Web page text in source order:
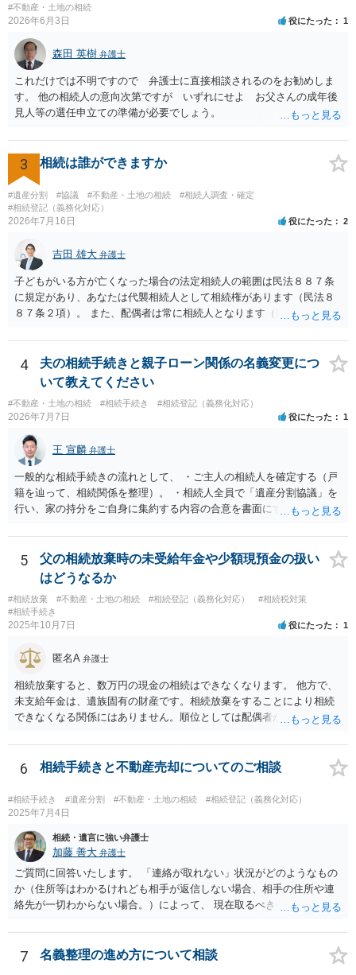
いということですが、遺産はあるので、遺産分割が終わったら弁護士
費用を 支払うという内容でも受任してもらえる可能性はあると思いま
す。 弁護士にメール等でそのようなことが可能か問い合わせしてみ
たらよいと思います。
#不動産・土地の相続
2026年6月3日 役にたった 1
森田 英樹 弁護士
これだけでは不明ですので 弁護士に直接相談されるのをお勧めしま
す。 他の相続人の意向次第ですが いずれにせよ お父さんの成年後
見人等の選任申立ての準備が必要でしょう。
3 相続は誰ができますか
#遺産分割 #協議 #不動産・土地の相続
#相続人調査・確定
#相続登記（義務化対応）
2026年7月16日 役にたった 2
吉田 雄大 弁護士
子どもがいる方が亡くなった場合の法定相続人の範囲は民法８８７条
に規定があり、あなたは代襲相続人として相続権があります（民法８
８７条２項）。 また、配偶者は常に相続人となります（民法８９０
も相続権があります。つまり、孫５人に加えて「おじ又はおば」にも
相続権がある可能性があります。
4
夫の相続手続きと親子ローン関係の名義変更につ
いて教えてください
#不動産・土地の相続 #相続手続き #相続登記（義務化対応）
2026年7月7日 役にたった 1
王 宣麟 弁護士
一般的な相続手続きの流れとして、 ・ご主人の相続人を確定する（戸
籍を辿って、相続関係を整理）。 ・相続人全員で「遺産分割協議」を
行い、家の持分をご自身に集約する内容の合意を書面にする。 ・その
ンと抵当権の名義について、金融機関と協議し、可能ならあなた名義
に切り替える（団信の見直しなども含めて）。 ・ただし、親子ローン
で義母も共有名義に入っている場合、通常は、義母の持分や義母のロ
ーン部分を動かすには、義母本人の同意・協議が不可欠です。 ここが
今回の「義母と連絡が取れない」状況での大きなネックになります。
連絡が取れない相続人・共有者がいる場合、相続手続きは次のような
母の最新住所と生存状況を確認する。 まずは、被相続人（ご主人）の
戸籍から相続人を辿り、義母の戸籍・戸籍附票を取り、現住所や転居
履歴を確認する方法が一般的です。 ２．住所が分かった場合、内容証
明郵便などの方法で手紙を送る。 電話やメールで連絡が取れないとき
は、公的な通知手段として内容証明郵便を使い、「遺産分割協議をし
います。 ３．それでも連絡がつかない／返信がない場合 義母が行方不
明状態で、所在が確認できない場合：「不在者財産管理人の選任」を
家庭裁判所に申し立てて、管理人を通じて手続を進める方法が検討さ
れます。 また、住所は分かるが、意図的に連絡を無視されている／協
議に応じない場合は、家庭裁判所に「遺産分割調停」を申し立てて、
方法で進めるべきか、という点に関して公開の場でアドバイスするの
にも限界があるかと思いますので、具体的な資料等をご持参の上、弁
護士の相談されることをお勧めします。
5
父の相続放棄時の未受給年金や少額現預金の扱い
はどうなるか
#相続放棄 #不動産・土地の相続 #相続登記（義務化対応）
#相続税対策
#相続手続き
2025年10月7日 役にたった 1
匿名A 弁護士
相続放棄すると、数万円の現金の相続はできなくなります。 他方で、
未支給年金は、遺族固有の財産です。相続放棄をすることにより相続
できなくなる関係にはありません。順位としては配偶者が第一順位で
6 相続手続きと不動産売却についてのご相談
#相続手続き #遺産分割 #不動産・土地の相続 #相続登記（義務化対応）
2025年7月4日
相続・遺言に強い弁護士
加藤 善大 弁護士
ご質問に回答いたします。 「連絡が取れない」状況がどのようなもの
か（住所等はわかるけれども相手が返信しない場合、相手の住所や連
絡先が一切わからない場合。）によって、 現在取るべき手段は異なり
す。 その場合、例えば、弁護士によっては、本来であればご依頼時に
お支払いになる必要がある着手金の支払時期を、ご質問者様が遺産を
受け取った後にする契約で依頼を受ける場合もあります。 可能であれ
7 名義整理の進め方について相談